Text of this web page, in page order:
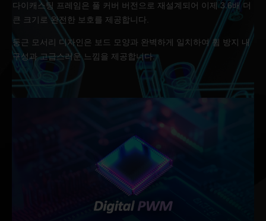
다이캐스팅 프레임은 풀 커버 버전으로 재설계되어 이제 3.6배 더
큰 크기로 완전한 보호를 제공합니다.
둥근 모서리 디자인은 보드 모양과 완벽하게 일치하여 휨 방지 내
구성과 고급스러운 느낌을 제공합니다.